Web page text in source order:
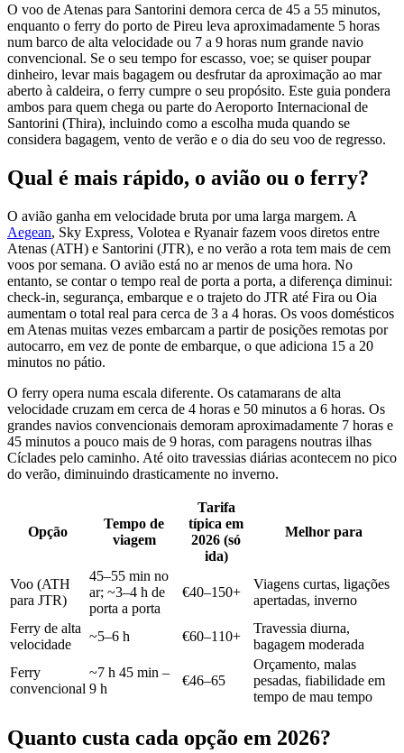
O voo de Atenas para Santorini demora cerca de 45 a 55 minutos,
enquanto o ferry do porto de Pireu leva aproximadamente 5 horas
num barco de alta velocidade ou 7 a 9 horas num grande navio
convencional. Se o seu tempo for escasso, voe; se quiser poupar
dinheiro, levar mais bagagem ou desfrutar da aproximação ao mar
aberto à caldeira, o ferry cumpre o seu propósito. Este guia pondera
ambos para quem chega ou parte do Aeroporto Internacional de
Santorini (Thira), incluindo como a escolha muda quando se
considera bagagem, vento de verão e o dia do seu voo de regresso.
Qual é mais rápido, o avião ou o ferry?
O avião ganha em velocidade bruta por uma larga margem. A
Aegean, Sky Express, Volotea e Ryanair fazem voos diretos entre
Atenas (ATH) e Santorini (JTR), e no verão a rota tem mais de cem
voos por semana. O avião está no ar menos de uma hora. No
entanto, se contar o tempo real de porta a porta, a diferença diminui:
check-in, segurança, embarque e o trajeto do JTR até Fira ou Oia
aumentam o total real para cerca de 3 a 4 horas. Os voos domésticos
em Atenas muitas vezes embarcam a partir de posições remotas por
autocarro, em vez de ponte de embarque, o que adiciona 15 a 20
minutos no pátio.
O ferry opera numa escala diferente. Os catamarans de alta
velocidade cruzam em cerca de 4 horas e 50 minutos a 6 horas. Os
grandes navios convencionais demoram aproximadamente 7 horas e
45 minutos a pouco mais de 9 horas, com paragens noutras ilhas
Cíclades pelo caminho. Até oito travessias diárias acontecem no pico
do verão, diminuindo drasticamente no inverno.
Opção
Tempo de
viagem
Tarifa
típica em
2026 (só
ida)
Melhor para
Voo (ATH
para JTR)
45–55 min no
ar; ~3–4 h de
porta a porta
€40–150+
Viagens curtas, ligações
apertadas, inverno
Ferry de alta
velocidade
~5–6 h €60–110+
Travessia diurna,
bagagem moderada
Ferry
convencional
~7 h 45 min –
9 h
€46–65
Orçamento, malas
pesadas, fiabilidade em
tempo de mau tempo
Quanto custa cada opção em 2026?